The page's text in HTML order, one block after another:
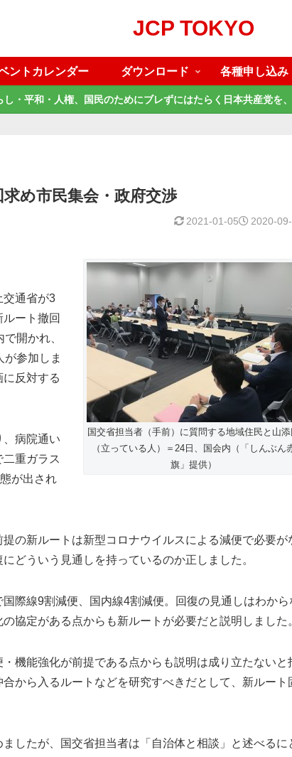
JCP TOKYO
ントカレンダー ダウンロード 各種申し込み
し・平和・人権、国民のためにブレずにはたらく日本共産党を
め市民集会・政府交渉
2020-
2021-01-05
国交省担当者（手前）に質問する地域住民と山添
（立っている人）＝24日、国会内（「しんぶん
旗」提供）
交通省が3
ート撤回
開かれ、
参加しま
反対する
病院通い
重ガラス
が出され
の新ルートは新型コロナウイルスによる減便で必要が
どういう見通しを持っているのか正しました。
際線9割減便、国内線4割減便。回復の見通しはわから
協定がある点からも新ルートが必要だと説明しました
機能強化が前提である点からも説明は成り立たないと
から入るルートなどを研究すべきだとして、新ルート
したが、国交省担当者は「自治体と相談」と述べるに